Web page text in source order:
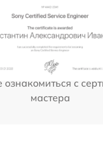
с
мастера